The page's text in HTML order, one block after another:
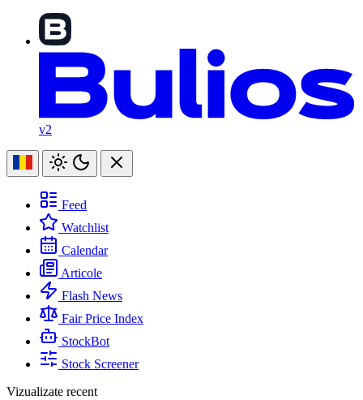
v2
Feed
Watchlist
Calendar
Articole
Flash News
Fair Price Index
StockBot
Stock Screener
Vizualizate recent